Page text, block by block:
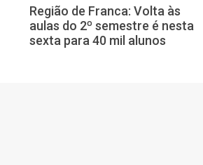
Região de Franca: Volta às
aulas do 2º semestre é nesta
sexta para 40 mil alunos